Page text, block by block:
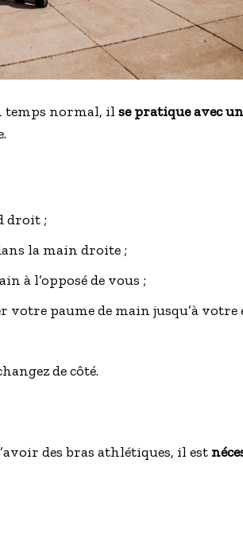
temps normal, il se pratique avec
droit ;
la main droite ;
à l’opposé de vous ;
paume de main jusqu’à votre
de côté.
des bras athlétiques, il est